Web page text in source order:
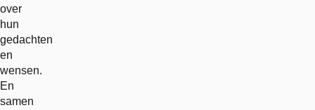
over
hun
gedachten
en
wensen.
En
samen